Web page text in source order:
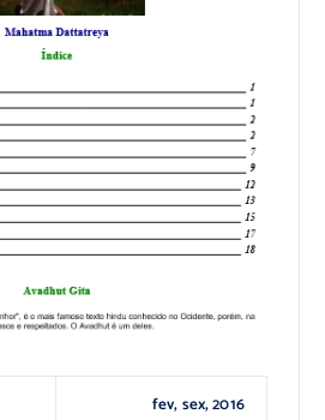
fev, sex, 2016